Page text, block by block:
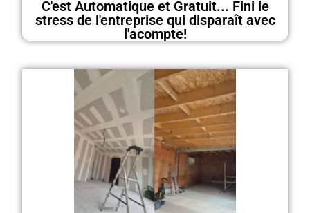
C'est Automatique et Gratuit... Fini le
stress de l'entreprise qui disparaît avec
l'acompte!